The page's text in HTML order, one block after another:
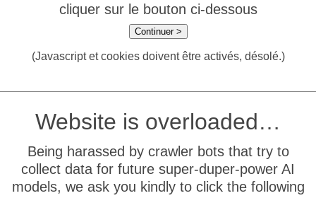
cliquer sur le bouton ci-dessous
Continuer >
(Javascript et cookies doivent être activés, désolé.)
Website is overloaded…
Being harassed by crawler bots that try to
collect data for future super-duper-power AI
models, we ask you kindly to click the following